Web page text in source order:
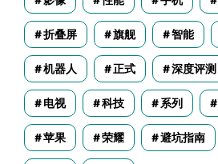
折叠屏 旗舰 智能
机器人 正式 深度评测
电视 科技 系列
苹果 荣耀 避坑指南